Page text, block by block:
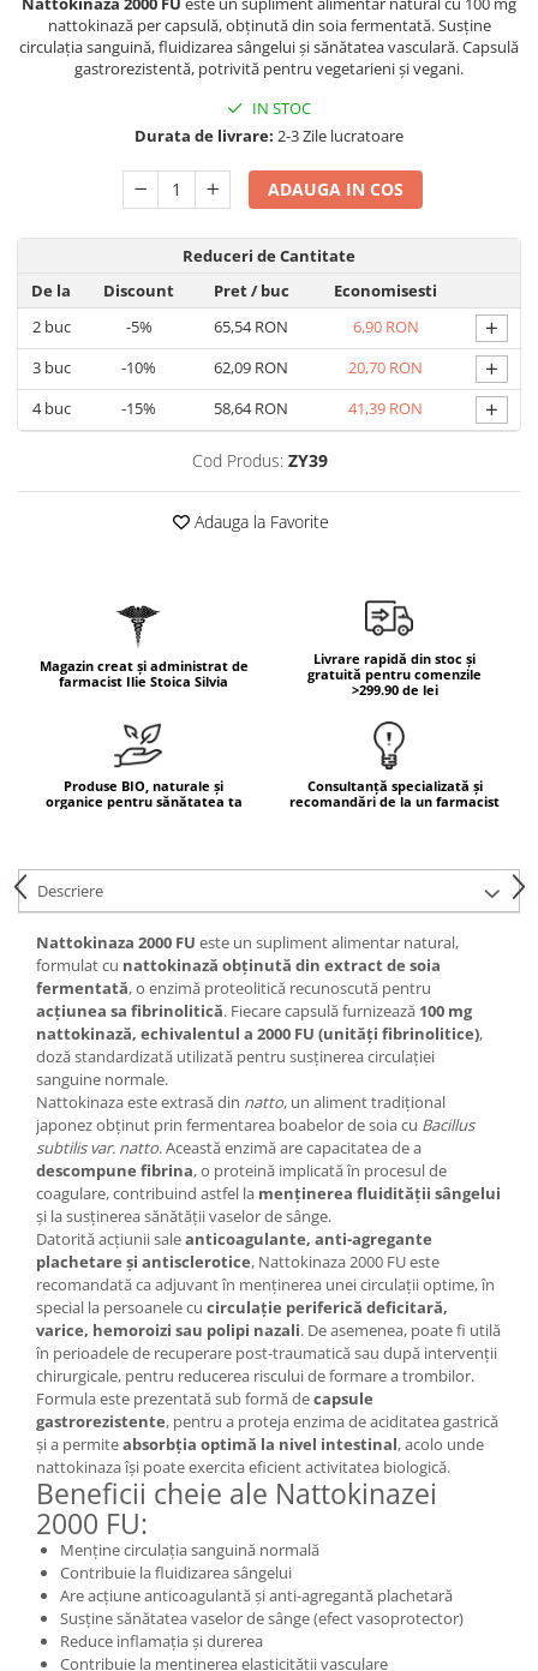
Geluri de duș
Scruburi
Protecție Solară
Creme SPF corp
Uleiuri bronzare
After Sun
Igienă Personală
Deodorante
Mâini și Unghii
Creme mâini
Tratamente unghii
OOTD
Cettua
Haruharu Wonder
L-Carnitina
L-Glutamina
MSM
Omega
Palmier pitic
Probiotice
Proteine din zer (Whey Protein)
Resveratrol
Seminte de in
Spirulina
Ulei de cocos
Ulei de peste
Ulei MCT
Vitamina B
Vitamina C
Vitamina D
Vitamina E
Vitamina K
Zinc
Cătină
Chlorella
Colina
Electroliti
Produse Apicole
Cacao
nattokinază per capsulă, obținută din soia fermentată. Susține
circulația sanguină, fluidizarea sângelui și sănătatea vasculară. Capsulă
gastrorezistentă, potrivită pentru vegetarieni și vegani.
IN STOC
Durata de livrare: 2-3 Zile lucratoare
ADAUGA IN COS
Reduceri de Cantitate
De la
Discount Pret/ buc
Economisesti
2buc -5% 65,54 RON 6,90 RON +
3buc -10% 62,09 RON 20,70 RON +
4buc -15% 58,64 RON 41,39 RON +
Cod Produs: ZY39
Adauga la Favorite
Magazin creat și administrat de
farmacist Ilie Stoica Silvia
Livrare rapidă din stoc și
gratuită pentru comenzile
>299.90 de lei
Produse BIO, naturale și
organice pentru sănătatea ta
Consultanță specializată și
recomandări de la un farmacist
Descriere
Nattokinaza 2000 FU este un supliment alimentar natural,
formulat cu nattokinază obținută din extract de soia
fermentată, o enzimă proteolitică recunoscută pentru
acțiunea sa fibrinolitică. Fiecare capsulă furnizează 100 mg
nattokinază, echivalentul a 2000 FU (unități fibrinolitice),
doză standardizată utilizată pentru susținerea circulației
sanguine normale.
Nattokinaza este extrasă din natto, un aliment tradițional
japonez obținut prin fermentarea boabelor de soia cu Bacillus
subtilis var. natto. Această enzimă are capacitatea de a
descompune fibrina, o proteină implicată în procesul de
coagulare, contribuind astfel la menținerea fluidității sângelui
și la susținerea sănătății vaselor de sânge.
Datorită acțiunii saleanticoagulante, anti-agregante
plachetare și antisclerotice, Nattokinaza 2000 FU este
recomandată ca adjuvant în menținerea unei circulații optime, în
special la persoanele cu circulație periferică deficitară,
varice, hemoroizi sau polipi nazali. De asemenea, poate fi utilă
în perioadele de recuperare post-traumatică sau după intervenții
chirurgicale, pentru reducerea riscului de formare a trombilor.
Formula este prezentată sub formă decapsule
gastrorezistente, pentru a proteja enzima de aciditatea gastrică
și a permiteabsorbția optimă la nivel intestinal, acolo unde
nattokinaza își poate exercita eficient activitatea biologică.
Beneficii cheie ale Nattokinazei
2000 FU:
Menține circulația sanguină normală
Contribuie la fluidizarea sângelui
Are acțiune anticoagulantă și anti-agregantă plachetară
Susține sănătatea vaselor de sânge (efect vasoprotector)
Reduce inflamația și durerea
Contribuie la menținerea elasticității vasculare